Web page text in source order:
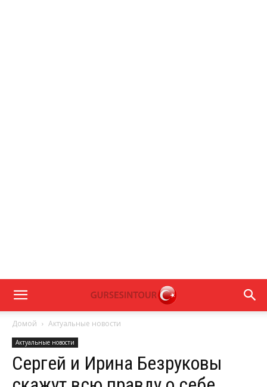
Домой Актуальные новости
Актуальные новости
Сергей и Ирина Безруковы